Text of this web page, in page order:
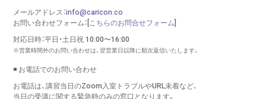
メールアドレス：info@caricon.co
お問い合わせフォーム：[こちらのお問合せフォーム]
対応日時：平日・土日祝 10:00〜16:00
※営業時間外のお問い合わせは、翌営業日以降に順次返信いたします。
◾️ お電話でのお問い合わせ
お電話は、講習当日のZoom入室トラブルやURL未着など、
当日の受講に関する緊急時のみの窓口となります。